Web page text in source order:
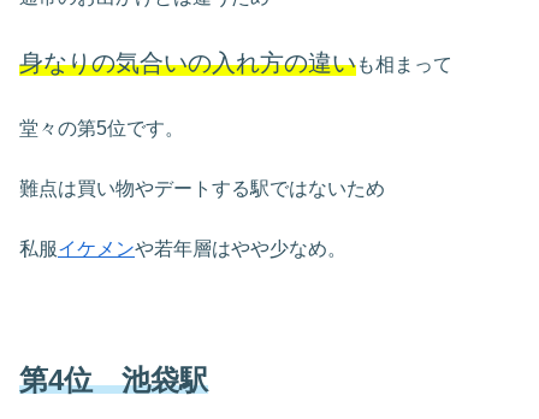
身なりの気合いの入れ方の違いも相まって
堂々の第5位です。
難点は買い物やデートする駅ではないため
私服イケメンや若年層はやや少なめ。
第4位 池袋駅